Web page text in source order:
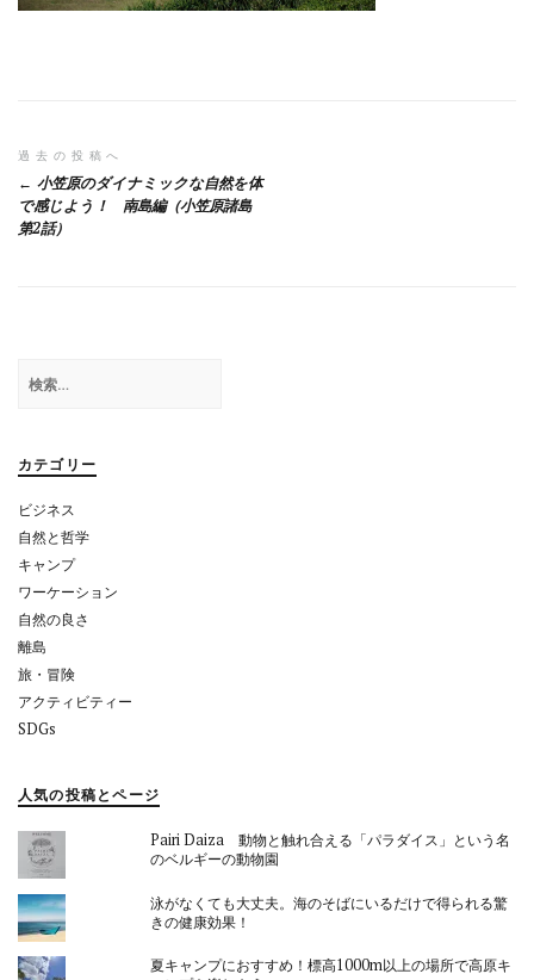
投
稿
ナ
ー
シ
ン
過去の投稿へ
小笠原のダイナミックな自然を体
で感じよう！ 南島編（小笠原諸島
第2話）
索:
カテゴリー
ビジネス
自然と哲学
キャンプ
ワーケーション
自然の良さ
離島
旅・冒険
アクティビティー
SDGs
人気の投稿とページ
Pairi Daiza 動物と触れ合える「パラダイス」という名
のベルギーの動物園
泳がなくても大丈夫。海のそばにいるだけで得られる驚
きの健康効果！
夏キャンプにおすすめ！標高1000m以上の場所で高原キ